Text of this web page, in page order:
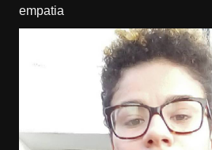
empatia